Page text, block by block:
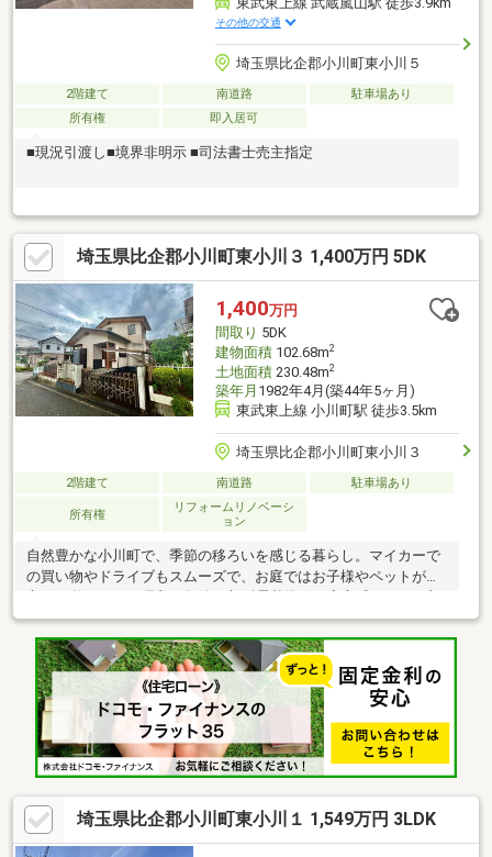
その他の交通
埼玉県比企郡小川町東小川５
2階建て 南道路
駐車場あり
所有権
即入居可
■現況引渡し■境界非明示 ■司法書士売主指定
埼玉県比企郡小川町東小川３ 1,400万円 5DK
1,400万円
間取り 5DK
建物面積102.68m2
土地面積230.48m2
築年月 1982年4月(築44年5ヶ月)
東武東上線 小川町駅 徒歩3.5km
埼玉県比企郡小川町東小川３
2階建て 南道路 駐車場あり
所有権
リフォームリノベーシ
ョン
自然豊かな小川町で、季節の移ろいを感じる暮らし。マイカーで
の買い物やドライブもスムーズで、お庭ではお子様やペットが安
屋数たっぷりの広々空間です。
埼玉県比企郡小川町東小川１ 1,549万円 3LDK